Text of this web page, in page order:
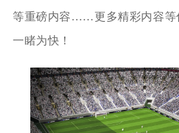
等重磅内容……更多精彩内容等
一睹为快！